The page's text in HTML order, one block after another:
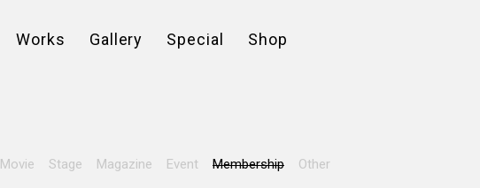
Works Gallery Special Shop
Movie Stage Magazine Event Membership Other